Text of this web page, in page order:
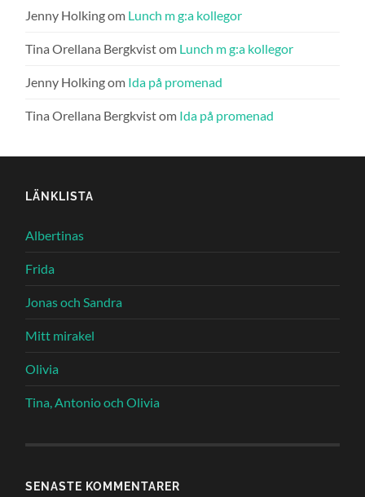
Jenny Holkingom Lunch m g:a kollegor
Tina Orellana Bergkvistom Lunch m g:a kollegor
Jenny Holkingom Ida på promenad
Tina Orellana Bergkvistom Ida på promenad
LÄNKLISTA
Albertinas
Frida
Jonas och Sandra
Mitt mirakel
Olivia
Tina, Antonio och Olivia
SENASTE KOMMENTARER